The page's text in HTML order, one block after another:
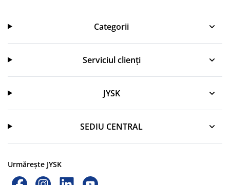
Categorii
Serviciul clienți
Serviciul clienți
JYSK
JYSK
SEDIU CENTRAL
Urmărește JYSK